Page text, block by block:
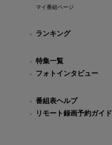
マイ番組ページ
ランキング
特集一覧
フォトインタビュー
番組表ヘルプ
リモート録画予約ガイド